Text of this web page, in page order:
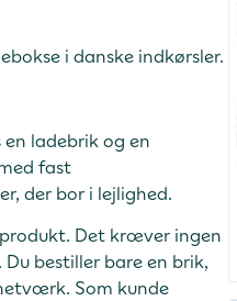
i danske indkørsler.
ladebrik og en
fast
der bor i lejlighed.
Det kræver ingen
bestiller bare en brik,
Som kunde